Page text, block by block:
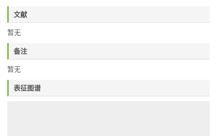
文献
暂无
备注
暂无
表征图谱